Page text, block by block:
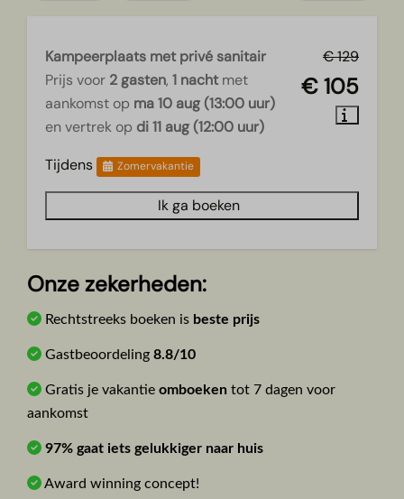
€ 129
€ 105
Kampeerplaats met privé sanitair
Prijs voor 2 gasten, 1 nachtmet
aankomst op ma 10 aug (13:00 uur)
en vertrek op di 11 aug (12:00 uur)
Tijdens
Zomervakantie
Ik ga boeken
Onze zekerheden:
Rechtstreeks boeken is beste prijs
Gastbeoordeling 8.8/10
Gratis je vakantie omboeken tot 7 dagen voor
aankomst
97% gaat iets gelukkiger naar huis
Award winning concept!